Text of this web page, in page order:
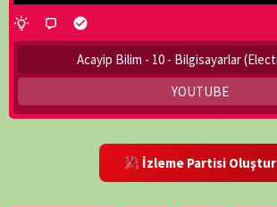
Acayip Bilim - 10 - Bilgisayarlar
YOUTUBE
İzleme Partisi Oluştur